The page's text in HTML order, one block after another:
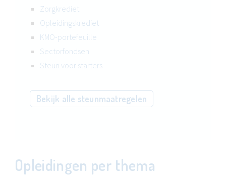
Zorgkrediet
Opleidingskrediet
KMO-portefeuille
Sectorfondsen
Steun voor starters
Bekijk alle steunmaatregelen
Opleidingen per thema